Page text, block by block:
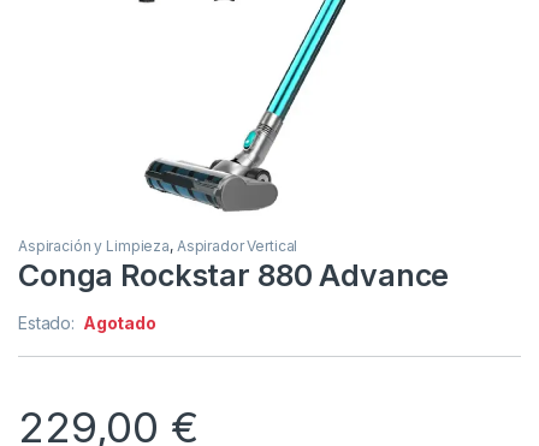
Aspiración y Limpieza, Aspirador Vertical
Conga Rockstar 880 Advance
Estado: Agotado
229,00 €